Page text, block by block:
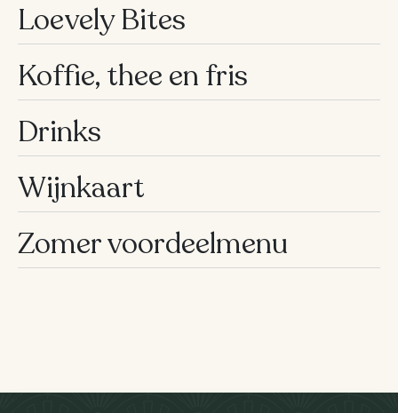
do
–
00u
vr
–
01u
za
10
–
zo
10
–
Loevely Bites
Koffie, thee en fris
Drinks
Wijnkaart
Zomer voordeelmenu